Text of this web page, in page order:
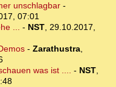
unschlagbar-
07:01
... - NST, 29.10.2017,
- Zarathustra,
was ist .... - NST,